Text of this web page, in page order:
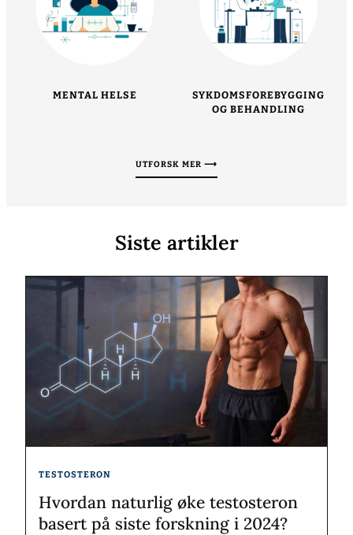
MENTAL HELSE
SYKDOMSFOREBYGGING
OG BEHANDLING
UTFORSK MER ⟶
Siste artikler
TESTOSTERON
Hvordan naturlig øke testosteron
basert på siste forskning i 2024?